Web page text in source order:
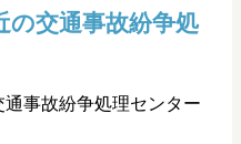
交通事故紛争処
事故紛争処理センター